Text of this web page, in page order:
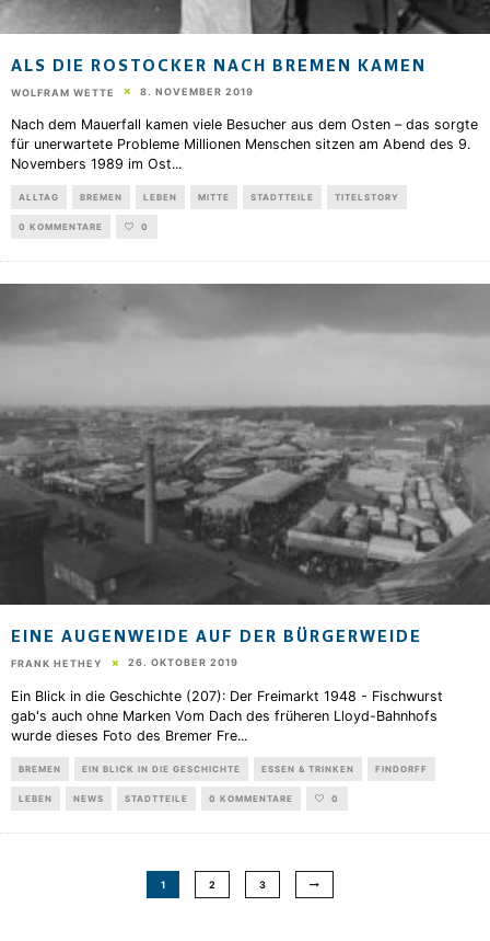
ALS DIE ROSTOCKER NACH BREMEN KAMEN
WOLFRAM WETTE 8. NOVEMBER 2019
Nach dem Mauerfall kamen viele Besucher aus dem Osten – das sorgte
für unerwartete Probleme Millionen Menschen sitzen am Abend des 9.
Novembers 1989 im Ost...
ALLTAG BREMEN LEBEN MITTE STADTTEILE TITELSTORY
0 KOMMENTARE 0
EINE AUGENWEIDE AUF DER BÜRGERWEIDE
FRANK HETHEY 26. OKTOBER 2019
Ein Blick in die Geschichte (207): Der Freimarkt 1948 - Fischwurst
gab's auch ohne Marken Vom Dach des früheren Lloyd-Bahnhofs
wurde dieses Foto des Bremer Fre...
BREMEN EIN BLICK IN DIE GESCHICHTE ESSEN & TRINKEN FINDORFF
LEBEN NEWS STADTTEILE 0 KOMMENTARE 0
1 2 3